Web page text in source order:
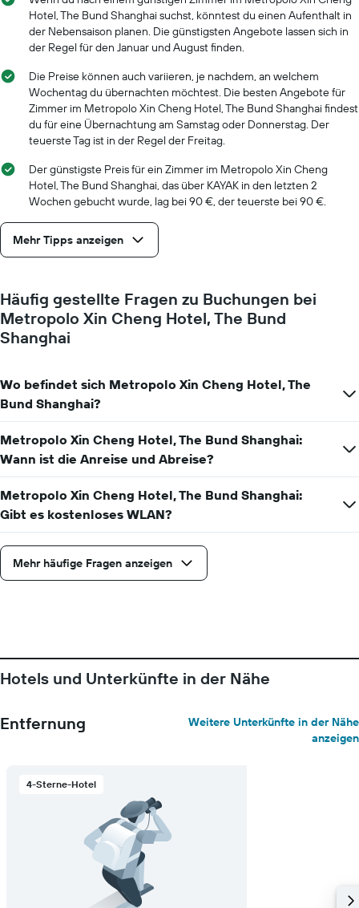
hat
X-
Achse,
die
die
Anzahl
der
Tage
vor
dem
Aufenthalt
anzeigt
Das
Diagramm
hat
1
die
den
durchschnittlichen
Zimmerpreis
Hotel, The Bund Shanghai suchst, könntest du einen Aufenthalt in
der Nebensaison planen. Die günstigsten Angebote lassen sich in
der Regel für den Januar und August finden.
Die Preise können auch variieren, je nachdem, an welchem
Wochentag du übernachten möchtest. Die besten Angebote für
Zimmer im Metropolo Xin Cheng Hotel, The Bund Shanghai findest
du für eine Übernachtung am Samstag oder Donnerstag. Der
teuerste Tag ist in der Regel der Freitag.
Der günstigste Preis für ein Zimmer im Metropolo Xin Cheng
Hotel, The Bund Shanghai, das über KAYAK in den letzten 2
Wochen gebucht wurde, lag bei 90 €, der teuerste bei 90 €.
Mehr Tipps anzeigen
Häufig gestellte Fragen zu Buchungen bei
Metropolo Xin Cheng Hotel, The Bund
Shanghai
Wo befindet sich Metropolo Xin Cheng Hotel, The
Bund Shanghai?
Metropolo Xin Cheng Hotel, The Bund Shanghai:
Wann ist die Anreise und Abreise?
Metropolo Xin Cheng Hotel, The Bund Shanghai:
Gibt es kostenloses WLAN?
Mehr häufige Fragen anzeigen
Hotels und Unterkünfte in der Nähe
Entfernung
Weitere Unterkünfte in der Nähe
anzeigen
4-Sterne-Hotel